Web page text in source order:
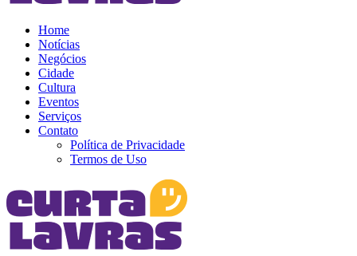
Home
Notícias
Negócios
Cidade
Cultura
Eventos
Serviços
Contato
Política de Privacidade
Termos de Uso